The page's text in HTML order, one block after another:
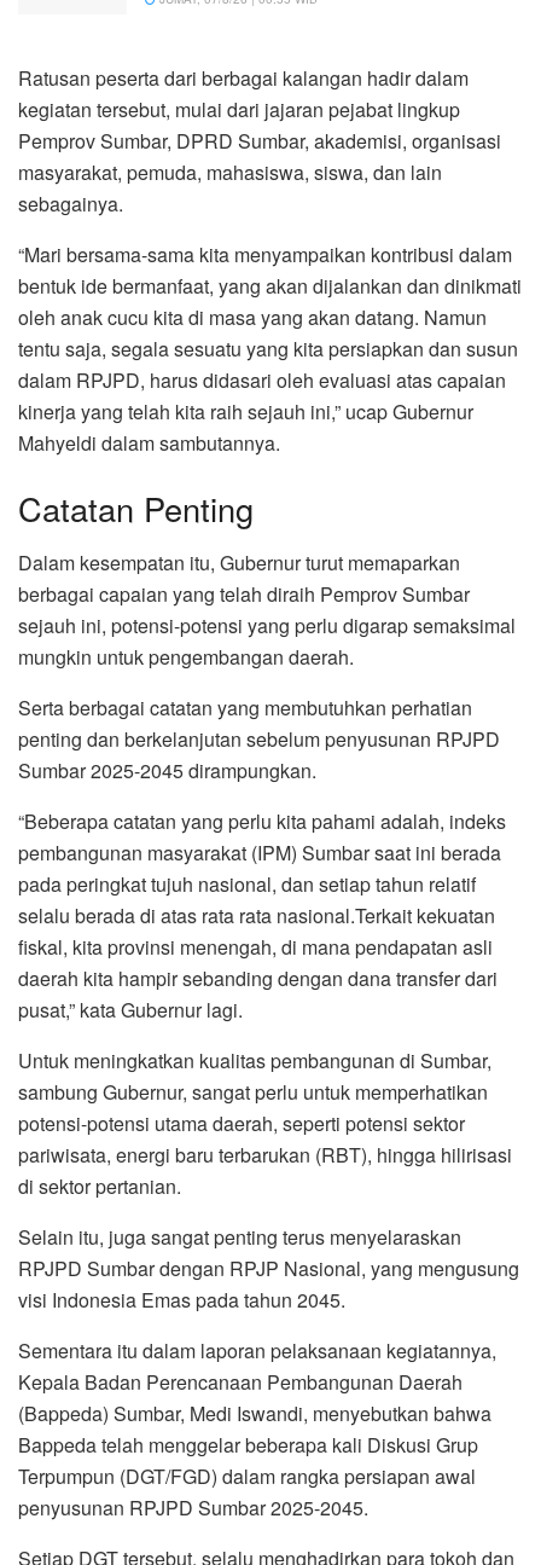
Ratusan peserta dari berbagai kalangan hadir dalam
kegiatan tersebut, mulai dari jajaran pejabat lingkup
Pemprov Sumbar, DPRD Sumbar, akademisi, organisasi
masyarakat, pemuda, mahasiswa, siswa, dan lain
sebagainya.
“Mari bersama-sama kita menyampaikan kontribusi dalam
bentuk ide bermanfaat, yang akan dijalankan dan dinikmati
oleh anak cucu kita di masa yang akan datang. Namun
tentu saja, segala sesuatu yang kita persiapkan dan susun
dalam RPJPD, harus didasari oleh evaluasi atas capaian
kinerja yang telah kita raih sejauh ini,” ucap Gubernur
Mahyeldi dalam sambutannya.
Catatan Penting
Dalam kesempatan itu, Gubernur turut memaparkan
berbagai capaian yang telah diraih Pemprov Sumbar
sejauh ini, potensi-potensi yang perlu digarap semaksimal
mungkin untuk pengembangan daerah.
Serta berbagai catatan yang membutuhkan perhatian
penting dan berkelanjutan sebelum penyusunan RPJPD
Sumbar 2025-2045 dirampungkan.
“Beberapa catatan yang perlu kita pahami adalah, indeks
pembangunan masyarakat (IPM) Sumbar saat ini berada
pada peringkat tujuh nasional, dan setiap tahun relatif
selalu berada di atas rata rata nasional.Terkait kekuatan
fiskal, kita provinsi menengah, di mana pendapatan asli
daerah kita hampir sebanding dengan dana transfer dari
pusat,” kata Gubernur lagi.
Untuk meningkatkan kualitas pembangunan di Sumbar,
sambung Gubernur, sangat perlu untuk memperhatikan
potensi-potensi utama daerah, seperti potensi sektor
pariwisata, energi baru terbarukan (RBT), hingga hilirisasi
di sektor pertanian.
Selain itu, juga sangat penting terus menyelaraskan
RPJPD Sumbar dengan RPJP Nasional, yang mengusung
visi Indonesia Emas pada tahun 2045.
Sementara itu dalam laporan pelaksanaan kegiatannya,
Kepala Badan Perencanaan Pembangunan Daerah
(Bappeda) Sumbar, Medi Iswandi, menyebutkan bahwa
Bappeda telah menggelar beberapa kali Diskusi Grup
Terpumpun (DGT/FGD) dalam rangka persiapan awal
penyusunan RPJPD Sumbar 2025-2045.
Setiap DGT tersebut, selalu menghadirkan para tokoh dan